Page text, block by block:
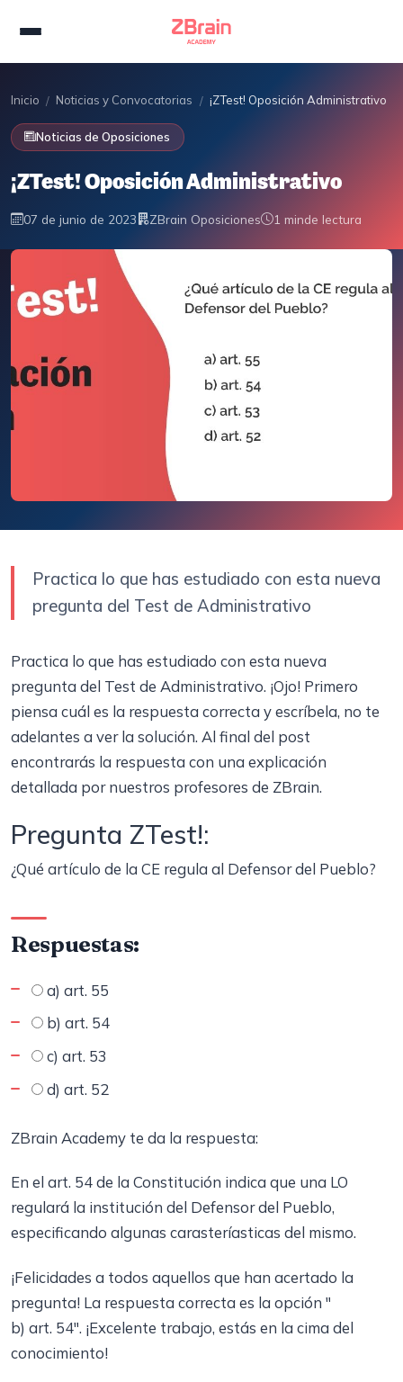
Inicio / Noticias y Convocatorias / ¡ZTest! Oposición Administrativo
Noticias de Oposiciones
¡ZTest! Oposición Administrativo
07 de junio de 2023 ZBrain Oposiciones 1 minde lectura
Practica lo que has estudiado con esta nueva
pregunta del Test de Administrativo
Practica lo que has estudiado con esta nueva
pregunta del Test de Administrativo. ¡Ojo! Primero
piensa cuál es la respuesta correcta y escríbela, no te
adelantes a ver la solución. Al final del post
encontrarás la respuesta con una explicación
detallada por nuestros profesores de ZBrain.
Pregunta ZTest!:
¿Qué artículo de la CE regula al Defensor del Pueblo?
Respuestas:
a) art. 55
b) art. 54
c) art. 53
d) art. 52
ZBrain Academy te da la respuesta:
En el art. 54 de la Constitución indica que una LO
regulará la institución del Defensor del Pueblo,
especificando algunas carasteríasticas del mismo.
¡Felicidades a todos aquellos que han acertado la
pregunta! La respuesta correcta es la opción "
b) art. 54". ¡Excelente trabajo, estás en la cima del
conocimiento!